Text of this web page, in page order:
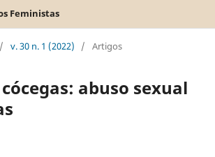
Feministas
/ v. 30 n. 1 (2022) / Artigos
abuso sexual